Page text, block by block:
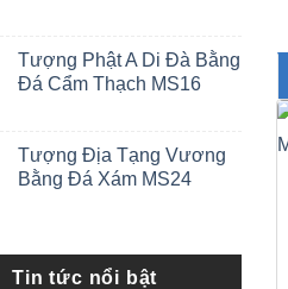
Tượng Phật A Di Đà Bằng
Đá Cẩm Thạch MS16
Tượng Địa Tạng Vương
Bằng Đá Xám MS24
Tin tức nổi bật